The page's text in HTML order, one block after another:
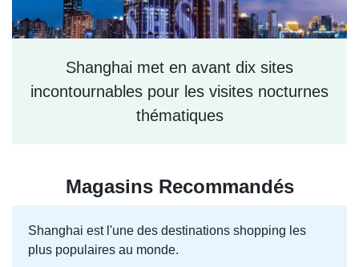
Shanghai met en avant dix sites
incontournables pour les visites nocturnes
thématiques
Magasins Recommandés
Shanghai est l'une des destinations shopping les
plus populaires au monde.